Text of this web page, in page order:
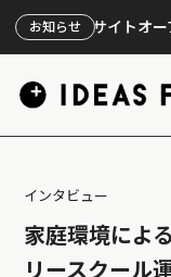
お知らせ
サイトオープン】映
インタビュー
家庭環境によ
リースクール